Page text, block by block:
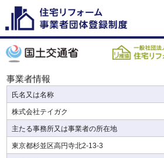
事業者情報
氏名又は名称
株式会社テイガク
主たる事務所又は事業者の所在地
東京都杉並区高円寺北2-13-3